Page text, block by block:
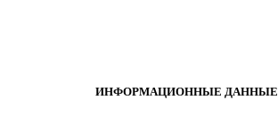
ИНФОРМАЦИОННЫЕ ДАННЫЕ